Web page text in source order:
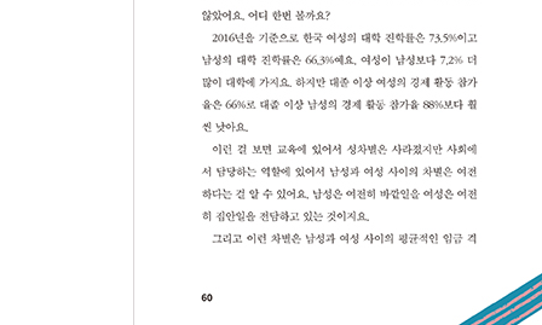
다양한 형태의 가족들 89
┃ 정상적인 가족 94 ┃
5. 존중하고 사랑하고 공존하는 우리
여성 혐오와 성차별 98